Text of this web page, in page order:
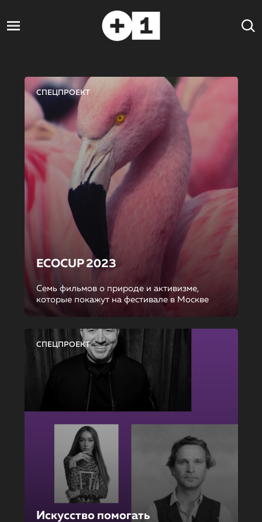
СПЕЦПРОЕКТ
ECOCUP 2023
Семь фильмов о природе и активизме,
которые покажут на фестивале в Москве
СПЕЦПРОЕКТ
Искусство помогать